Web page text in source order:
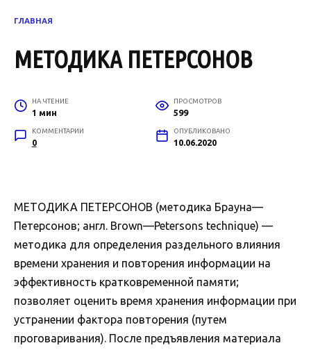
ГЛАВНАЯ
МЕТОДИКА ПЕТЕРСОНОВ
НА ЧТЕНИЕ
1 мин
ПРОСМОТРОВ
599
КОММЕНТАРИИ
0
ОПУБЛИКОВАНО
10.06.2020
МЕТОДИКА ПЕТЕРСОНОВ (методика Брауна—
Петерсонов; англ. Brown—Petersons technique) —
методика для определения раздельного влияния
времени хранения и повторения информации на
эффективность кратковременной памяти;
позволяет оценить время хранения информации при
устранении фактора повторения (путем
проговаривания). После предъявления материала